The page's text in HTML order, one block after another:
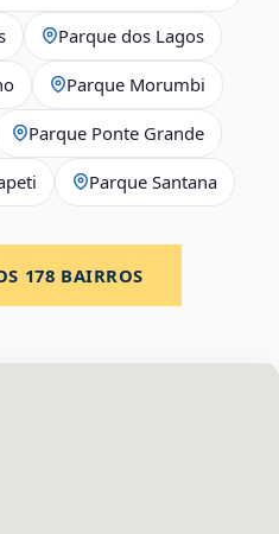
Parque dos Lagos
Parque Morumbi
Parque Ponte Grande
Parque Santana
178 BAIRROS